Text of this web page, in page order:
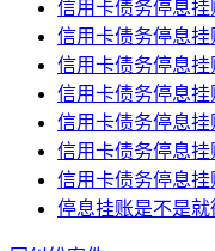
信用卡债务停息
信用卡债务停息
信用卡债务停息
信用卡债务停息
信用卡债务停息挂
信用卡债务停息
信用卡债务停息
停息挂账是不是